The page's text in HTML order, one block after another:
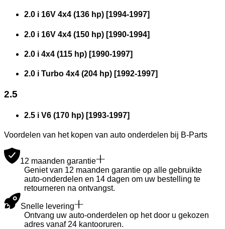
2.0 i 16V 4x4 (136 hp) [1994-1997]
2.0 i 16V 4x4 (150 hp) [1990-1994]
2.0 i 4x4 (115 hp) [1990-1997]
2.0 i Turbo 4x4 (204 hp) [1992-1997]
2.5
2.5 i V6 (170 hp) [1993-1997]
Voordelen van het kopen van auto onderdelen bij B-Parts
12 maanden garantie
Geniet van 12 maanden garantie op alle gebruikte
auto-onderdelen en 14 dagen om uw bestelling te
retourneren na ontvangst.
Snelle levering
Ontvang uw auto-onderdelen op het door u gekozen
adres vanaf 24 kantooruren.